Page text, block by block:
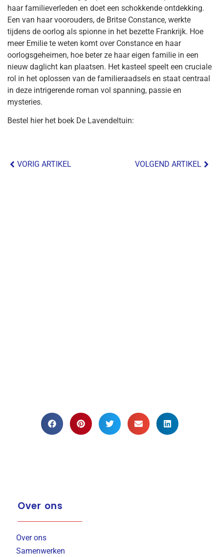
haar familieverleden en doet een schokkende ontdekking.
Een van haar voorouders, de Britse Constance, werkte
tijdens de oorlog als spionne in het bezette Frankrijk. Hoe
meer Emilie te weten komt over Constance en haar
oorlogsgeheimen, hoe beter ze haar eigen familie in een
nieuw daglicht kan plaatsen. Het kasteel speelt een cruciale
rol in het oplossen van de familieraadsels en staat centraal
in deze intrigerende roman vol spanning, passie en
mysteries.
Bestel hier het boek De Lavendeltuin:
VORIG ARTIKEL VOLGEND ARTIKEL
Over ons
Over ons
Samenwerken